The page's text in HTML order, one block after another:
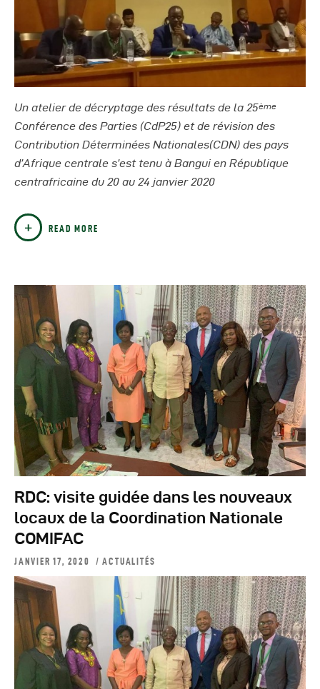
Un atelier de décryptage des résultats de la 25ème
Conférence des Parties (CdP25) et de révision des
Contribution Déterminées Nationales(CDN) des pays
d’Afrique centrale s’est tenu à Bangui en République
centrafricaine du 20 au 24 janvier 2020
READ MORE
RDC: visite guidée dans les nouveaux
locaux de la Coordination Nationale
COMIFAC
JANVIER 17, 2020 ACTUALITÉS